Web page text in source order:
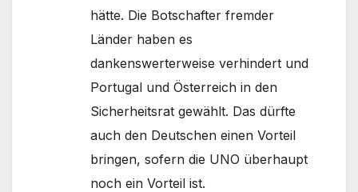
hätte. Die Botschafter fremder
Länder haben es
dankenswerterweise verhindert und
Portugal und Österreich in den
Sicherheitsrat gewählt. Das dürfte
auch den Deutschen einen Vorteil
bringen, sofern die UNO überhaupt
noch ein Vorteil ist.